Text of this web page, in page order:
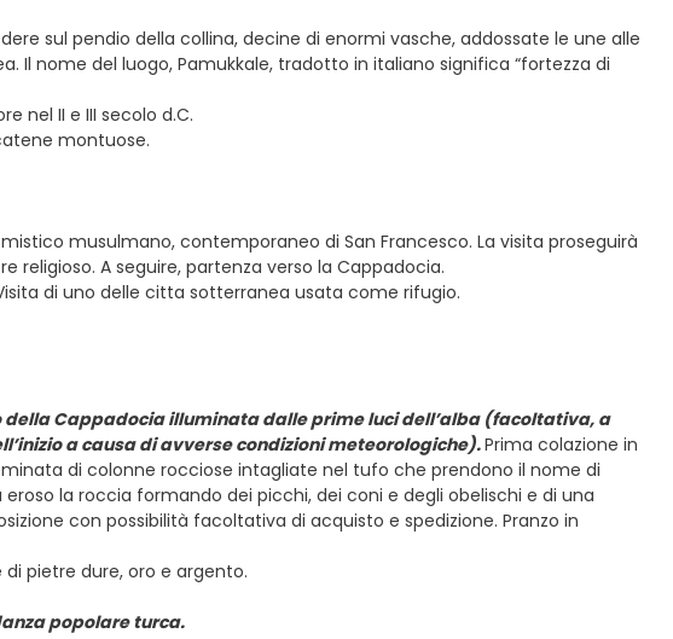
sul pendio della collina, decine di enormi vasche, addossate le une alle
nome del luogo, Pamukkale, tradotto in italiano significa “fortezza di
nel II e III secolo d.C.
montuose.
musulmano, contemporaneo di San Francesco. La visita proseguirà
A seguire, partenza verso la Cappadocia.
di uno delle citta sotterranea usata come rifugio.
Cappadocia illuminata dalle prime luci dell’alba (facoltativa, a
a causa di avverse condizioni meteorologiche).Prima colazione in
di colonne rocciose intagliate nel tufo che prendono il nome di
la roccia formando dei picchi, dei coni e degli obelischi e di una
con possibilità facoltativa di acquisto e spedizione. Pranzo in
pietre dure, oro e argento.
popolare turca.